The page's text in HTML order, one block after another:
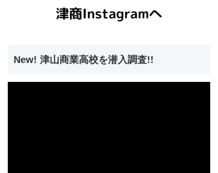
New! 津山商業高校を潜入調査!!